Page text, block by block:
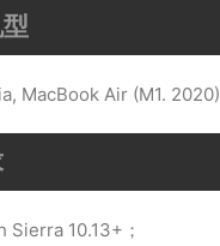
MacBook Air (M1. 2020)
Sierra 10.13+；